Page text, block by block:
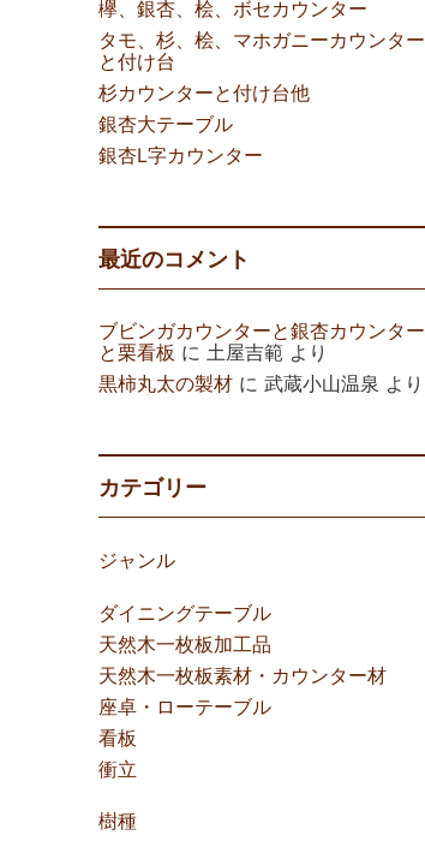
欅、銀杏、桧、ボセカウンター
タモ、杉、桧、マホガニーカウンター
と付け台
杉カウンターと付け台他
銀杏大テーブル
銀杏L字カウンター
最近のコメント
ブビンガカウンターと銀杏カウンター
と栗看板 に土屋吉範 より
黒柿丸太の製材 に武蔵小山温泉 より
カテゴリー
ジャンル
ダイニングテーブル
天然木一枚板加工品
天然木一枚板素材・カウンター材
座卓・ローテーブル
看板
衝立
樹種